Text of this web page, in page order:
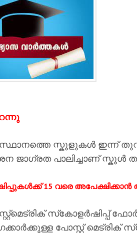
സ്കൂളുകൾ ഇന്ന്
ജാ​ഗ്രത പാലിച്ചാണ് സ്കൂൾ
15 വരെ
സ്‌കോളർഷിപ്പ് ഫോർ
പോസ്റ്റ് മെട്രിക്